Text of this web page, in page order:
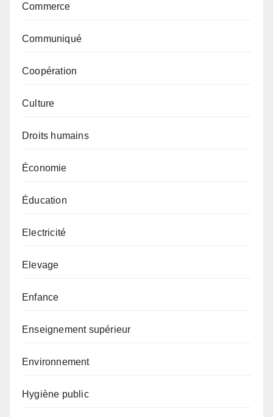
Commerce
Communiqué
Coopération
Culture
Droits humains
Économie
Éducation
Electricité
Elevage
Enfance
Enseignement supérieur
Environnement
Hygiène public